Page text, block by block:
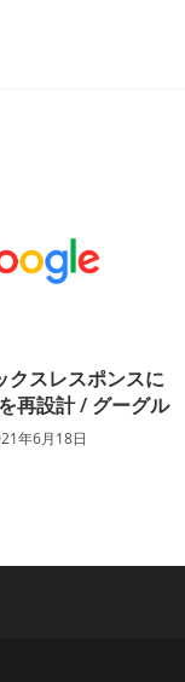
クスレスポンスに
再設計 / グーグル
年6月18日